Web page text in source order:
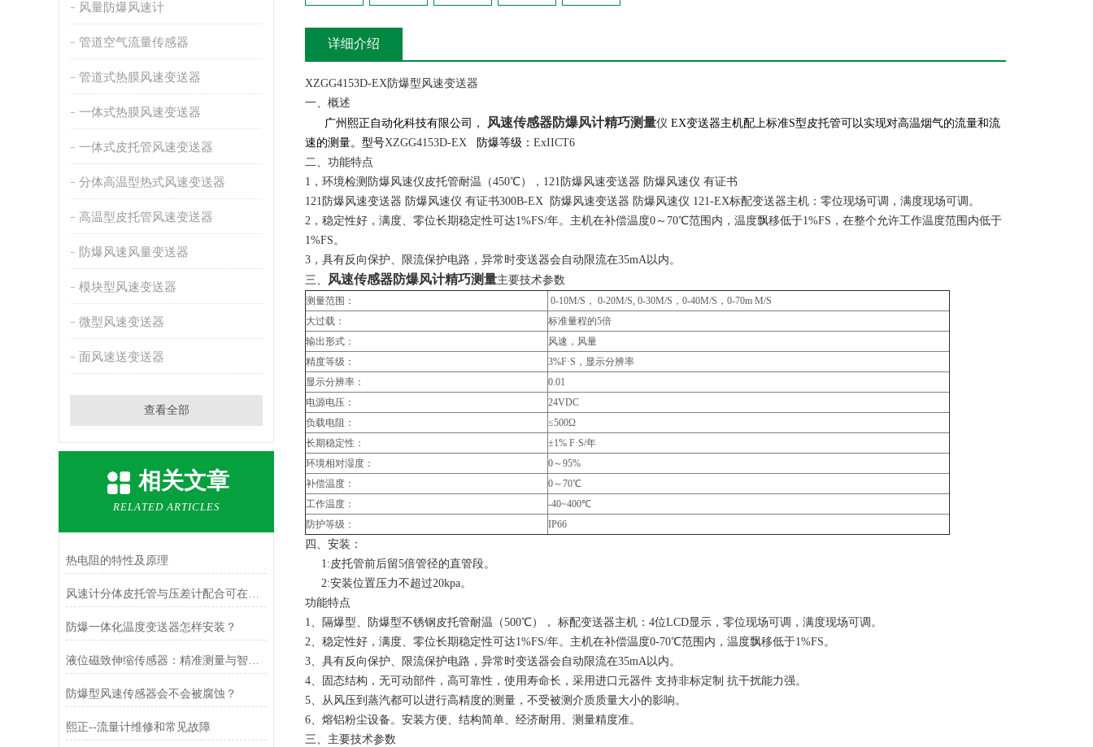
风量防爆风速计
管道空气流量传感器
管道式热膜风速变送器
一体式热膜风速变送器
一体式皮托管风速变送器
分体高温型热式风速变送器
高温型皮托管风速变送器
防爆风速风量变送器
模块型风速变送器
微型风速变送器
面风速送变送器
查看全部
相关文章
RELATED ARTICLES
热电阻的特性及原理
风速计分体皮托管与压差计配合可在哪些场合使用？
防爆一体化温度变送器怎样安装？
液位磁致伸缩传感器：精准测量与智能应用
防爆型风速传感器会不会被腐蚀？
熙正--流量计维修和常见故障
详细介绍
XZGG4153D-EX防爆型风速变送器
一、概述
广州熙正自动化科技有限公司，
风速传感器防爆风计精巧测量仪 EX变送器主机配上标准S型皮托管可以实现对高温烟气的流量和流
速的测量。型号XZGG4153D-EX 防爆等级： ExIICT6
二、功能特点
1，环境检测防爆风速仪皮托管耐温（450℃），121防爆风速变送器 防爆风速仪 有证书
121防爆风速变送器 防爆风速仪 有证书300B-EX 防爆风速变送器 防爆风速仪 121-EX标配变送器主机：零位现场可调，满度现场可调。
2，稳定性好，满度、零位长期稳定性可达1%FS/年。主机在补偿温度0～70℃范围内，温度飘移低于1%FS，在整个允许工作温度范围内低于
1%FS。
3，具有反向保护、限流保护电路，异常时变送器会自动限流在35mA以内。
三、
风速传感器防爆风计精巧测量主要技术参数
测量范围：
0-10M/S， 0-20M/S, 0-30M/S，0-40M/S，0-70m M/S
大过载：
标准量程的5倍
输出形式：
风速，风量
精度等级：
3%F·S，显示分辨率
显示分辨率：
0.01
电源电压：
24VDC
负载电阻：
≤500Ω
长期稳定性：
±1% F·S/年
环境相对湿度：
0～95%
补偿温度：
0～70℃
工作温度：
-40~400℃
防护等级：
IP66
四、安装：
1:皮托管前后留5倍管径的直管段。
2:安装位置压力不超过20kpa。
功能特点
1、隔爆型、防爆型不锈钢皮托管耐温（500℃）， 标配变送器主机：4位LCD显示，零位现场可调，满度现场可调。
2、稳定性好，满度、零位长期稳定性可达1%FS/年。主机在补偿温度0-70℃范围内，温度飘移低于1%FS。
3、具有反向保护、限流保护电路，异常时变送器会自动限流在35mA以内。
4、固态结构，无可动部件，高可靠性，使用寿命长，采用进口元器件 支持非标定制 抗干扰能力强。
5、从风压到蒸汽都可以进行高精度的测量，不受被测介质质量大小的影响。
6、熔铝粉尘设备。安装方便、结构简单、经济耐用、测量精度准。
三、主要技术参数